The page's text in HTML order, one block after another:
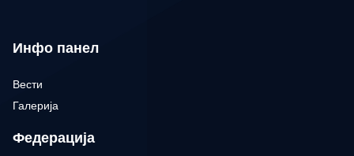
Инфо панел
Вести
Галерија
Федерација